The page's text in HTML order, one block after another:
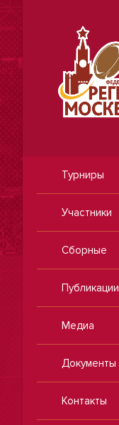
Турниры
Участники
Сборные
Публикации
Медиа
Документы
Контакты